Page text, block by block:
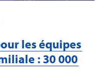
les équipes
: 30 000